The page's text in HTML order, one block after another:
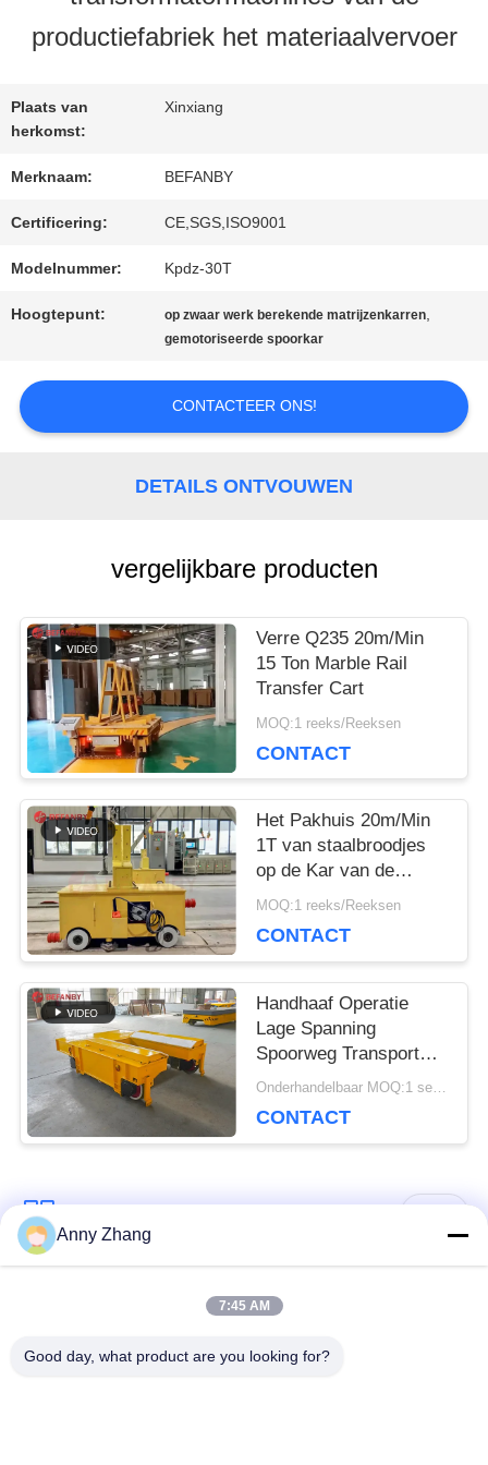
KWALITEITSCONTROLE
ONS
NIEUWS
VERZOEK
CITAAT
SITEMAP
PRIVACY
POLICY
productiefabriek het materiaalvervoer
Plaats van
herkomst:
Xinxiang
Merknaam: BEFANBY
Certificering: CE,SGS,ISO9001
Modelnummer: Kpdz-30T
Hoogtepunt: op zwaar werk berekende matrijzenkarren,
gemotoriseerde spoorkar
CONTACTEER ONS!
DETAILS ONTVOUWEN
vergelijkbare producten
Verre Q235 20m/Min
15 Ton Marble Rail
Transfer Cart
MOQ:1 reeks/Reeksen
CONTACT
Het Pakhuis 20m/Min
1T van staalbroodjes
op de Kar van de
Spooroverdracht
MOQ:1 reeks/Reeksen
CONTACT
Handhaaf Operatie
Lage Spanning
Spoorweg Transport
Cart Voor Industrieel
Onderhandelbaar MOQ:1 set/sets
CONTACT
populaire categorieën
ongebaande
Anny Zhang
7:45 AM
Good day, what product are you looking for?